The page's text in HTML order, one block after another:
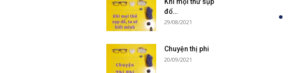
đổ…
29/08/2021
Chuyện thị phi
20/09/2021